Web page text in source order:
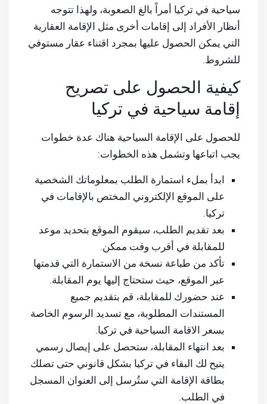
سياحية في تركيا أمراً بالغ الصعوبة، ولهذا تتوجه
أنظار الأفراد إلى إقامات أخرى مثل الإقامة العقارية
التي يمكن الحصول عليها بمجرد اقتناء عقار مستوفي
للشروط.
كيفية الحصول على تصريح
إقامة سياحية في تركيا
للحصول على الإقامة السياحية هناك عدة خطوات
يجب اتباعها وتشمل هذه الخطوات:
ابدأ بملء استمارة الطلب بمعلوماتك الشخصية
على الموقع الإلكتروني المختص بالإقامات في
تركيا.
بعد تقديم الطلب، سيقوم الموقع بتحديد موعد
للمقابلة في أقرب وقت ممكن.
تأكد من طباعة نسخة من الاستمارة التي قدمتها
عبر الموقع، حيث ستحتاج إليها يوم المقابلة.
عند حضورك للمقابلة، قم بتقديم جميع
المستندات المطلوبة، مع تسديد الرسوم الخاصة
بسعر الاقامة السياحية في تركيا.
بعد انتهاء المقابلة، ستحصل على إيصال رسمي
يتيح لك البقاء في تركيا بشكل قانوني حتى تصلك
بطاقة الإقامة التي ستُرسل إلى العنوان المسجل
في الطلب.